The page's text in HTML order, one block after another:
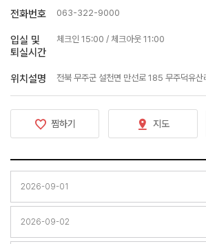
전화번호 063-322-9000
입실 및
퇴실시간
체크인 15:00 / 체크아웃 11:00
위치설명 전북 무주군 설천면 만선로 185 무주덕유산
찜하기 지도